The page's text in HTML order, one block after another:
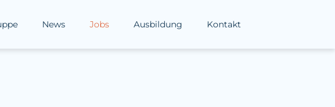
News Jobs Ausbildung Kontakt